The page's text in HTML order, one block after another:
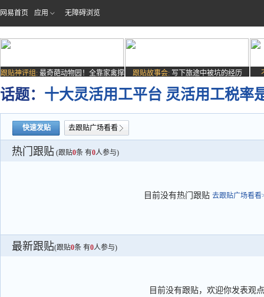
网易首页 应用 无障碍浏览
跟贴神评组: 最奇葩动物园！全靠家禽撑
场子
跟贴故事会: 写下旅途中被坑的经历
话题： 十大灵活用工平台 灵活用工税率
快速发贴 去跟贴广场看看
热门跟贴 (跟贴0条 有0人参与)
目前没有热门跟贴 去跟贴广场看看
最新跟贴(跟贴0条 有0人参与)
目前没有跟贴，欢迎你发表观点